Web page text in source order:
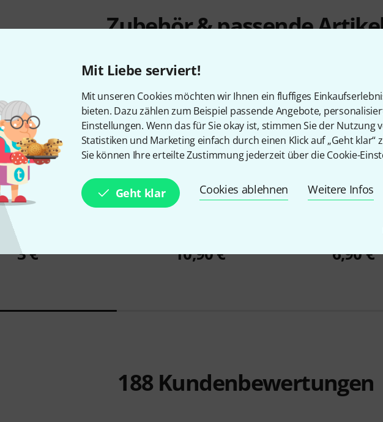
Mit Liebe serviert!
Mit unseren Cookies möchten wir Ihnen ein fluffiges
bieten. Dazu zählen zum Beispiel passende Angebote,
Einstellungen. Wenn das für Sie okay ist, stimmen Sie der Nutzung
Statistiken und Marketing einfach durch einen Klick auf „Geht klar“
Sie können Ihre erteilte Zustimmung jederzeit über die Cookie-
Geht klar Cookies ablehnen Weitere Infos
Zubehör & passende
the t.bone
3 € 10,90 € 6,90 €
188 Kundenbewertungen